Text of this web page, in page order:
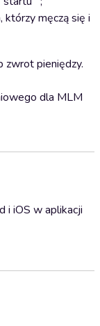
którzy męczą się i
zwrot pieniędzy.
dla MLM
i iOS w aplikacji